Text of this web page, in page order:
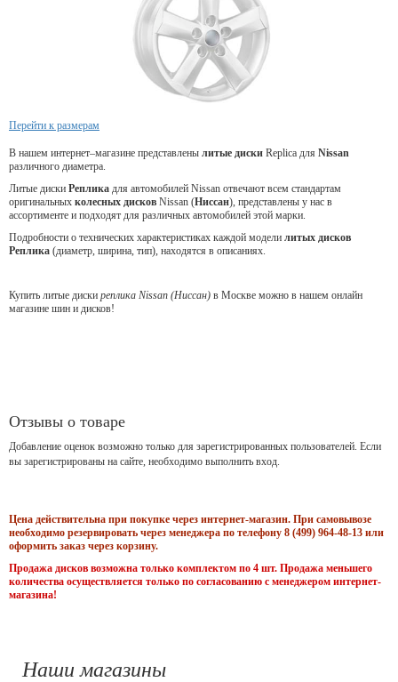
Перейти к размерам
В нашем интернет–магазине представлены литые диски Replica для Nissan
различного диаметра.
Литые диски Реплика для автомобилей Nissan отвечают всем стандартам
оригинальных колесных дисков Nissan (Ниссан), представлены у нас в
ассортименте и подходят для различных автомобилей этой марки.
Подробности о технических характеристиках каждой модели литых дисков
Реплика (диаметр, ширина, тип), находятся в описаниях.
Купить литые диски реплика Nissan (Ниссан) в Москве можно в нашем онлайн
магазине шин и дисков!
Отзывы о товаре
Добавление оценок возможно только для зарегистрированных пользователей. Если
вы зарегистрированы на сайте, необходимо выполнить вход.
Цена действительна при покупке через интернет-магазин. При самовывозе
необходимо резервировать через менеджера по телефону 8 (499) 964-48-13 или
оформить заказ через корзину.
Продажа дисков возможна только комплектом по 4 шт. Продажа меньшего
количества осуществляется только по согласованию с менеджером интернет-
магазина!
Наши магазины